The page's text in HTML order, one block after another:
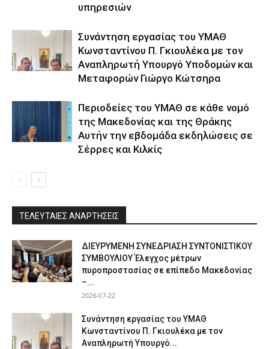
υπηρεσιών
Συνάντηση εργασίας του ΥΜΑΘ
Κωνσταντίνου Π. Γκιουλέκα με τον
Αναπληρωτή Υπουργό Υποδομών και
Μεταφορών Γιώργο Κώτσηρα
Περιοδείες του ΥΜΑΘ σε κάθε νομό
της Μακεδονίας και της Θράκης
Αυτήν την εβδομάδα εκδηλώσεις σε
Σέρρες και Κιλκίς
ΤΕΛΕΥΤΑΙΕΣ ΑΝΑΡΤΗΣΕΙΣ
ΔΙΕΥΡΥΜΕΝΗ ΣΥΝΕΔΡΙΑΣΗ ΣΥΝΤΟΝΙΣΤΙΚΟΥ
ΣΥΜΒΟΥΛΙΟΥ Έλεγχος μέτρων
πυροπροστασίας σε επίπεδο Μακεδονίας
–...
2026-07-22
Συνάντηση εργασίας του ΥΜΑΘ
Κωνσταντίνου Π. Γκιουλέκα με τον
Αναπληρωτή Υπουργό...